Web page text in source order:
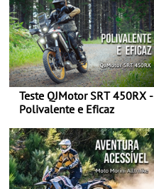
Teste QJMotor SRT 450RX -
Polivalente e Eficaz